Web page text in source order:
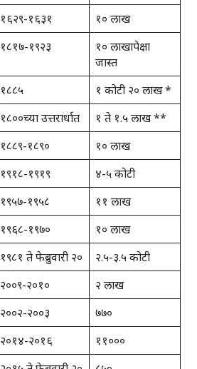
१६२९-१६३१
१० लाख
१८१७-१९२३
१० लाखापेक्षा
जास्त
१८८५
१ कोटी २० लाख *
१८००च्या उत्तरार्धात
१ ते १.५ लाख **
१८८९-१८९०
१० लाख
१९१८-१९१९
४-५ कोटी
१९५७-१९५८
११ लाख
१९६८-१९७०
१० लाख
१९८१ ते फेब्रुवारी २०
२.५-३.५ कोटी
२००९-२०१०
२ लाख
२००२-२००३
७७०
२०१४-२०१६
११०००